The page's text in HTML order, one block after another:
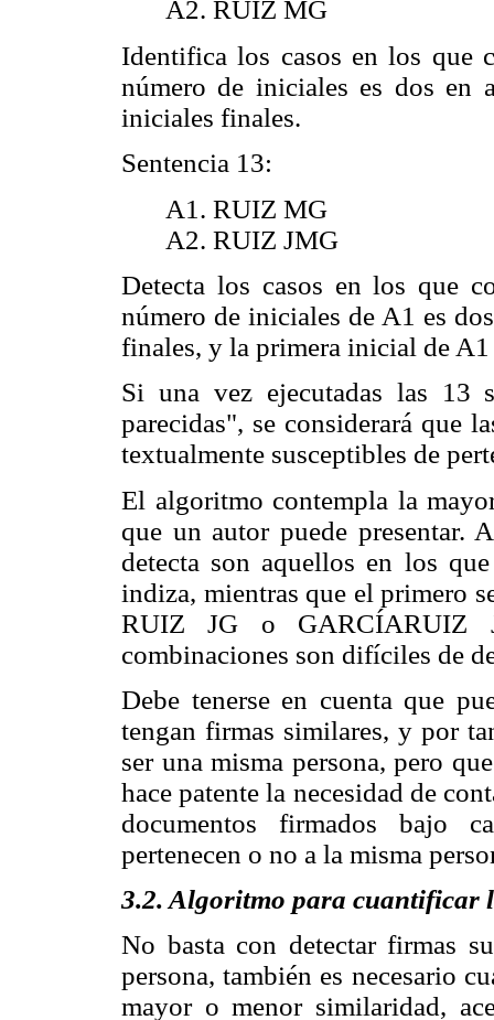
A2. RUIZ MG
Identifica los casos en los que
número de iniciales es dos en
iniciales finales.
Sentencia 13:
A1. RUIZ MG
A2. RUIZ JMG
Detecta los casos en los que
número de iniciales de A1 es
finales, y la primera inicial de
Si una vez ejecutadas las 13
parecidas", se considerará que
textualmente susceptibles de
El algoritmo contempla la
que un autor puede presentar.
detecta son aquellos en los
indiza, mientras que el primero
RUIZ JG o GARCÍARUIZ
combinaciones son difíciles de
Debe tenerse en cuenta que
tengan firmas similares, y por
ser una misma persona, pero
hace patente la necesidad de
documentos firmados bajo
pertenecen o no a la misma
3.2. Algoritmo para cuantificar
No basta con detectar firmas
persona, también es necesario
mayor o menor similaridad,